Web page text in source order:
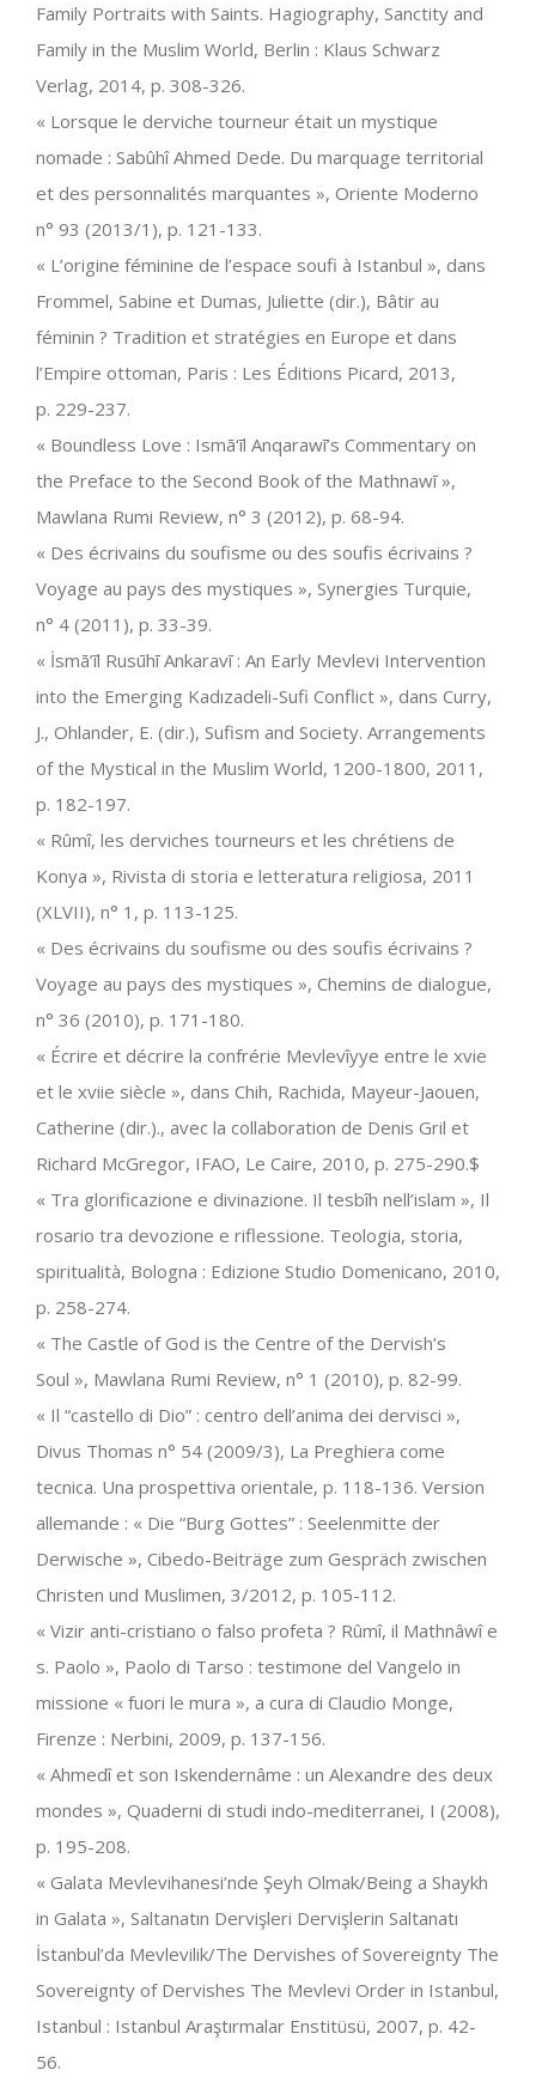
Family Portraits with Saints. Hagiography, Sanctity and
Family in the Muslim World, Berlin : Klaus Schwarz
Verlag, 2014, p. 308-326.
« Lorsque le derviche tourneur était un mystique
nomade : Sabûhî Ahmed Dede. Du marquage territorial
et des personnalités marquantes », Oriente Moderno
n° 93 (2013/1), p. 121-133.
« L’origine féminine de l’espace soufi à Istanbul », dans
Frommel, Sabine et Dumas, Juliette (dir.), Bâtir au
féminin ? Tradition et stratégies en Europe et dans
l’Empire ottoman, Paris : Les Éditions Picard, 2013,
p. 229-237.
« Boundless Love : Ismā‘īl Anqarawī’s Commentary on
the Preface to the Second Book of the Mathnawī »,
Mawlana Rumi Review, n° 3 (2012), p. 68-94.
« Des écrivains du soufisme ou des soufis écrivains ?
Voyage au pays des mystiques », Synergies Turquie,
n° 4 (2011), p. 33-39.
« İsmā’īl Rusūhī Ankaravī : An Early Mevlevi Intervention
into the Emerging Kadızadeli-Sufi Conflict », dans Curry,
J., Ohlander, E. (dir.), Sufism and Society. Arrangements
of the Mystical in the Muslim World, 1200-1800, 2011,
p. 182-197.
« Rûmî, les derviches tourneurs et les chrétiens de
Konya », Rivista di storia e letteratura religiosa, 2011
(XLVII), n° 1, p. 113-125.
« Des écrivains du soufisme ou des soufis écrivains ?
Voyage au pays des mystiques », Chemins de dialogue,
n° 36 (2010), p. 171-180.
« Écrire et décrire la confrérie Mevlevîyye entre le xvie
et le xviie siècle », dans Chih, Rachida, Mayeur-Jaouen,
Catherine (dir.)., avec la collaboration de Denis Gril et
Richard McGregor, IFAO, Le Caire, 2010, p. 275-290.$
« Tra glorificazione e divinazione. Il tesbîh nell’islam », Il
rosario tra devozione e riflessione. Teologia, storia,
spiritualità, Bologna : Edizione Studio Domenicano, 2010,
p. 258-274.
« The Castle of God is the Centre of the Dervish’s
Soul », Mawlana Rumi Review, n° 1 (2010), p. 82-99.
« Il “castello di Dio” : centro dell’anima dei dervisci »,
Divus Thomas n° 54 (2009/3), La Preghiera come
tecnica. Una prospettiva orientale, p. 118-136. Version
allemande : « Die “Burg Gottes” : Seelenmitte der
Derwische », Cibedo-Beiträge zum Gespräch zwischen
Christen und Muslimen, 3/2012, p. 105-112.
« Vizir anti-cristiano o falso profeta ? Rûmî, il Mathnâwî e
s. Paolo », Paolo di Tarso : testimone del Vangelo in
missione « fuori le mura », a cura di Claudio Monge,
Firenze : Nerbini, 2009, p. 137-156.
« Ahmedî et son Iskendernâme : un Alexandre des deux
mondes », Quaderni di studi indo-mediterranei, I (2008),
p. 195-208.
« Galata Mevlevihanesi’nde Şeyh Olmak/Being a Shaykh
in Galata », Saltanatın Dervişleri Dervişlerin Saltanatı
İstanbul’da Mevlevilik/The Dervishes of Sovereignty The
Sovereignty of Dervishes The Mevlevi Order in Istanbul,
Istanbul : Istanbul Araştırmalar Enstitüsü, 2007, p. 42-
56.